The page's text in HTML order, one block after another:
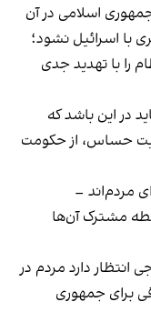
اسلامی در آن
با اسرائیل نشود؛
را با تهدید جدی
در این باشد که
حساس، از حکومت
مردم‌اند –
مشترک آن‌ها
انتظار دارد مردم در
برای جمهوری